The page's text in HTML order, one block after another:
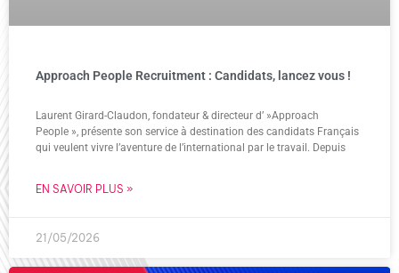
Approach People Recruitment : Candidats, lancez vous !
Laurent Girard-Claudon, fondateur & directeur d’ »Approach
People », présente son service à destination des candidats Français
qui veulent vivre l’aventure de l’international par le travail. Depuis
EN SAVOIR PLUS »
21/05/2026